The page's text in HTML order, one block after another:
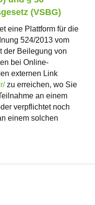
(VSBG)
eine Plattform für die
524/2013 vom
der Beilegung von
bei Online-
externen Link
zu erreichen, wo Sie
an einem
verpflichtet noch
einem solchen